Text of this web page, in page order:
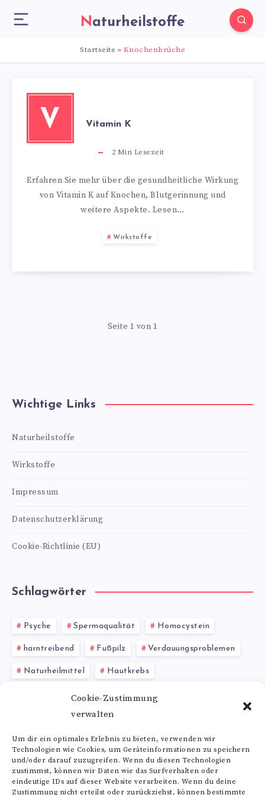
Cookie-Zustimmung
verwalten
Um dir ein optimales Erlebnis zu bieten, verwenden wir
Technologien wie Cookies, um Geräteinformationen zu speichern
und/oder darauf zuzugreifen. Wenn du diesen Technologien
zustimmst, können wir Daten wie das Surfverhalten oder
eindeutige IDs auf dieser Website verarbeiten. Wenn du deine
Zustimmung nicht erteilst oder zurückziehst, können bestimmte
Naturheilstoffe
Startseite » Knochenbrüche
V Vitamin K
2 Min Lesezeit
Erfahren Sie mehr über die gesundheitliche Wirkung
von Vitamin K auf Knochen, Blutgerinnung und
weitere Aspekte. Lesen…
Wirkstoffe
Seite 1 von 1
Wichtige Links
Naturheilstoffe
Wirkstoffe
Impressum
Datenschutzerklärung
Cookie-Richtlinie (EU)
Schlagwörter
Psyche Spermaqualität Homocystein
harntreibend Fußpilz Verdauungsproblemen
Naturheilmittel Hautkrebs
Vitamin K2 Lebensmittel
Herz-Kreislauf-Gesundheit
Alle Schlagwörter